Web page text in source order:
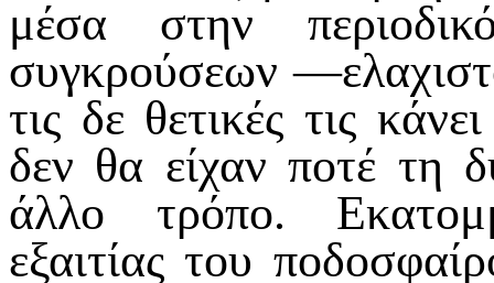
μέσα στην
συγκρούσεων
τις δε θετικές τις
δεν θα είχαν ποτέ τη
άλλο τρόπο.
εξαιτίας του